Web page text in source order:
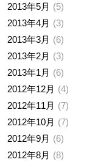
2013年5月
5
2013年4月
3
2013年3月
6
2013年2月
3
2013年1月
6
2012年12月
4
2012年11月
7
2012年10月
7
2012年9月
6
2012年8月
8